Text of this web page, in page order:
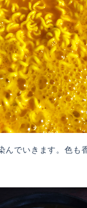
んでいきます。色も